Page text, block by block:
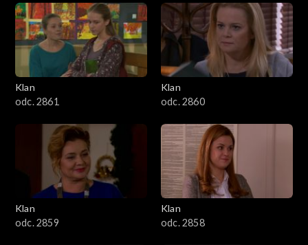
Klan
odc. 2861
Klan
odc. 2860
Klan
odc. 2859
Klan
odc. 2858